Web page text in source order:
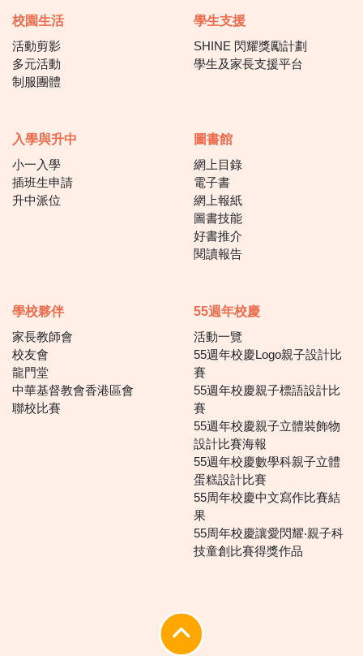
校園生活
活動剪影
多元活動
制服團體
學生支援
SHINE 閃耀獎勵計劃
學生及家長支援平台
入學與升中
小一入學
插班生申請
升中派位
圖書館
網上目錄
電子書
網上報紙
圖書技能
好書推介
閱讀報告
學校夥伴
家長教師會
校友會
龍門堂
中華基督教會香港區會
聯校比賽
55週年校慶
活動一覽
55週年校慶Logo親子設計比
賽
55週年校慶親子標語設計比
賽
55週年校慶親子立體裝飾物
設計比賽海報
55週年校慶數學科親子立體
蛋糕設計比賽
55周年校慶中文寫作比賽結
果
55周年校慶讓愛閃耀‧親子科
技童創比賽得獎作品